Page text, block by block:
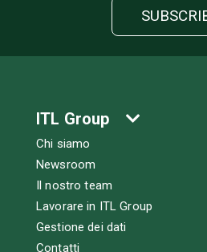
ITL Group
Chi siamo
Newsroom
Il nostro team
Lavorare in ITL Group
Gestione dei dati
Contatti